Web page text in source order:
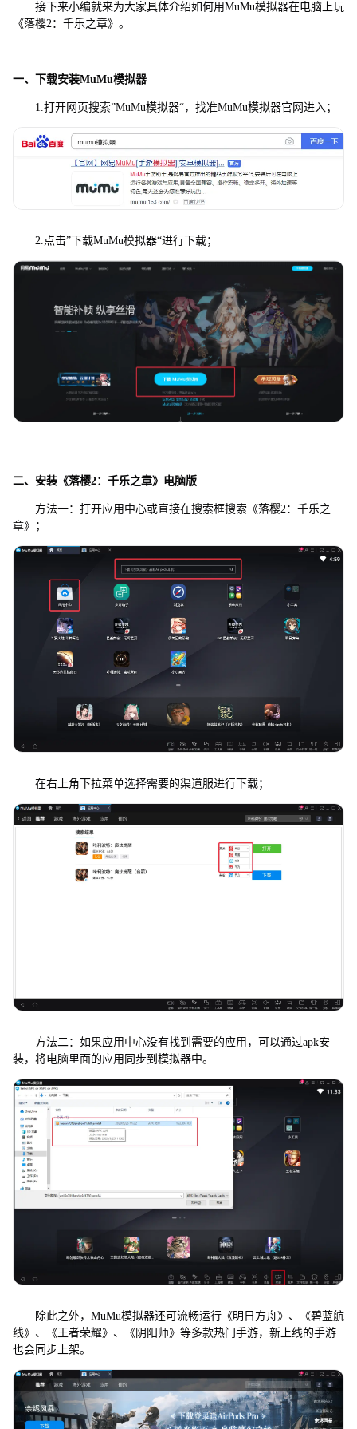
接下来小编就来为大家具体介绍如何用MuMu模拟器在电脑上玩
《落樱2：千乐之章》。
一、下载安装MuMu模拟器
1.打开网页搜索”MuMu模拟器“，找准MuMu模拟器官网进入；
2.点击”下载MuMu模拟器“进行下载；
二、安装《落樱2：千乐之章》电脑版
方法一：打开应用中心或直接在搜索框搜索《落樱2：千乐之
章》；
在右上角下拉菜单选择需要的渠道服进行下载；
方法二：如果应用中心没有找到需要的应用，可以通过apk安
装，将电脑里面的应用同步到模拟器中。
除此之外，MuMu模拟器还可流畅运行《明日方舟》、《碧蓝航
线》、《王者荣耀》、《阴阳师》等多款热门手游，新上线的手游
也会同步上架。